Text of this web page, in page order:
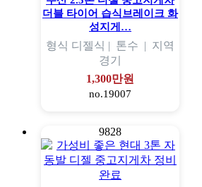
더블 타이어 습식브레이크 화
성지게…
형식 디젤식 | 톤수 | 지역
경기
1,300만원
no.19007
9828